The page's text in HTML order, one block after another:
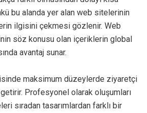
bu alanda yer alan web sitelerinin
ilgisini çekmesi gözlenir. Web
söz konusu olan içeriklerin global
avantaj sunar.
maksimum düzeylerde ziyaretçi
Profesyonel olarak oluşumları
sıradan tasarımlardan farklı bir